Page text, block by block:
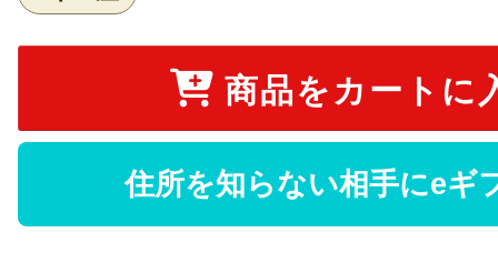
商品をカートに
住所を知らない相手にeギ